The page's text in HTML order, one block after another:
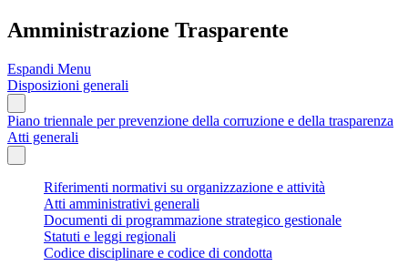
Amministrazione Trasparente
Espandi Menu
Disposizioni generali
Piano triennale per prevenzione della corruzione e della trasparenza
Atti generali
Riferimenti normativi su organizzazione e attività
Atti amministrativi generali
Documenti di programmazione strategico gestionale
Statuti e leggi regionali
Codice disciplinare e codice di condotta